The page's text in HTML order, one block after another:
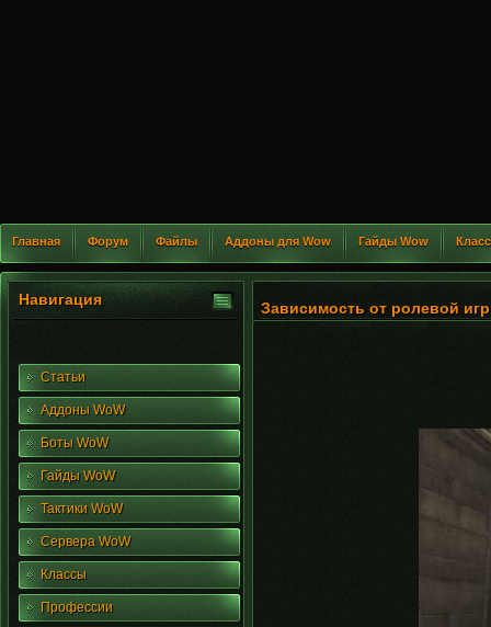
Главная Форум Файлы Аддоны для Wow Гайды Wow
Навигация
Статьи
Аддоны WoW
Боты WoW
Гайды WoW
Тактики WoW
Сервера WoW
Классы
Профессии
Зависимость от ролевой